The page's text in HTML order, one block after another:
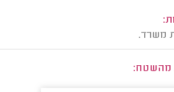
משרד.
מהשטח: